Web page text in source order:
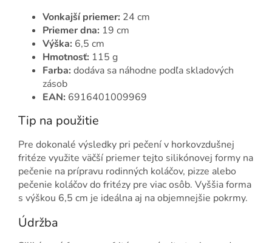
Vonkajší priemer: 24 cm
Priemer dna: 19 cm
Výška: 6,5 cm
Hmotnosť: 115 g
Farba: dodáva sa náhodne podľa skladových
zásob
EAN: 6916401009969
Tip na použitie
Pre dokonalé výsledky pri pečení v horkovzdušnej
fritéze využite väčší priemer tejto silikónovej formy na
pečenie na prípravu rodinných koláčov, pizze alebo
pečenie koláčov do fritézy pre viac osôb. Vyššia forma
s výškou 6,5 cm je ideálna aj na objemnejšie pokrmy.
Údržba